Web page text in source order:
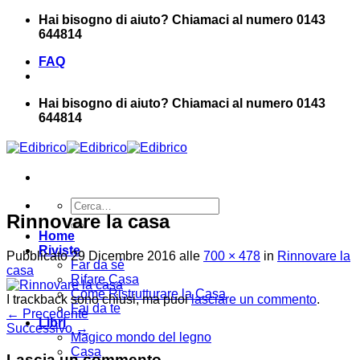
Salta
Hai bisogno di aiuto? Chiamaci al numero 0143
644814
FAQ
Hai bisogno di aiuto? Chiamaci al numero 0143
644814
Cerca:
Home
Riviste
Far da sé
Rifare Casa
Come Ristrutturare la Casa
Fai da te
Libri
Magico mondo del legno
Casa
Rinnovare la casa
Pubblicato29 Dicembre 2016 alle 700 × 478 in Rinnovare la
casa
I trackback sono chiusi, ma puoilasciare un commento.
← Precedente
Successivo →